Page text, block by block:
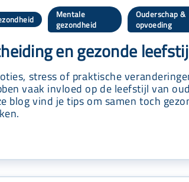
Mentale
gezondheid
Ouderschap &
opvoeding
en gezonde
stress of praktische
vaak invloed op de leefstijl van
blog vind je tips om samen toch